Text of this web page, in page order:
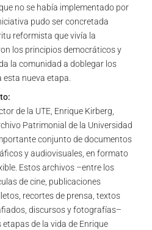
no se había implementado por
pudo ser concretada
reformista que vivía la
los principios democráticos y
la comunidad a doblegar los
esta nueva etapa.
de la UTE, Enrique Kirberg,
Patrimonial de la Universidad
conjunto de documentos
y audiovisuales, en formato
Estos archivos –entre los
de cine, publicaciones
recortes de prensa, textos
discursos y fotografías–
de la vida de Enrique